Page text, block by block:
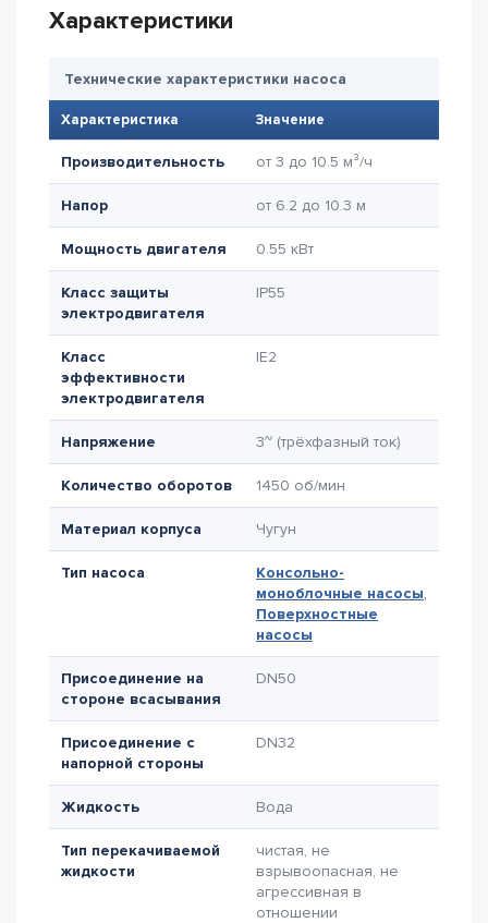
Характеристики
Технические характеристики насоса
Характеристика Значение
Производительность от 3 до 10.5 м³/ч
Напор от 6.2 до 10.3 м
Мощность двигателя 0.55 кВт
Класс защиты
электродвигателя
IP55
Класс
эффективности
электродвигателя
IE2
Напряжение 3~ (трёхфазный ток)
Количество оборотов 1450 об/мин
Материал корпуса Чугун
Тип насоса
Консольно-
моноблочные насосы,
Поверхностные
насосы
Присоединение на
стороне всасывания
DN50
Присоединение с
напорной стороны
DN32
Жидкость Вода
Тип перекачиваемой
жидкости
чистая, не
взрывоопасная, не
агрессивная в
отношении